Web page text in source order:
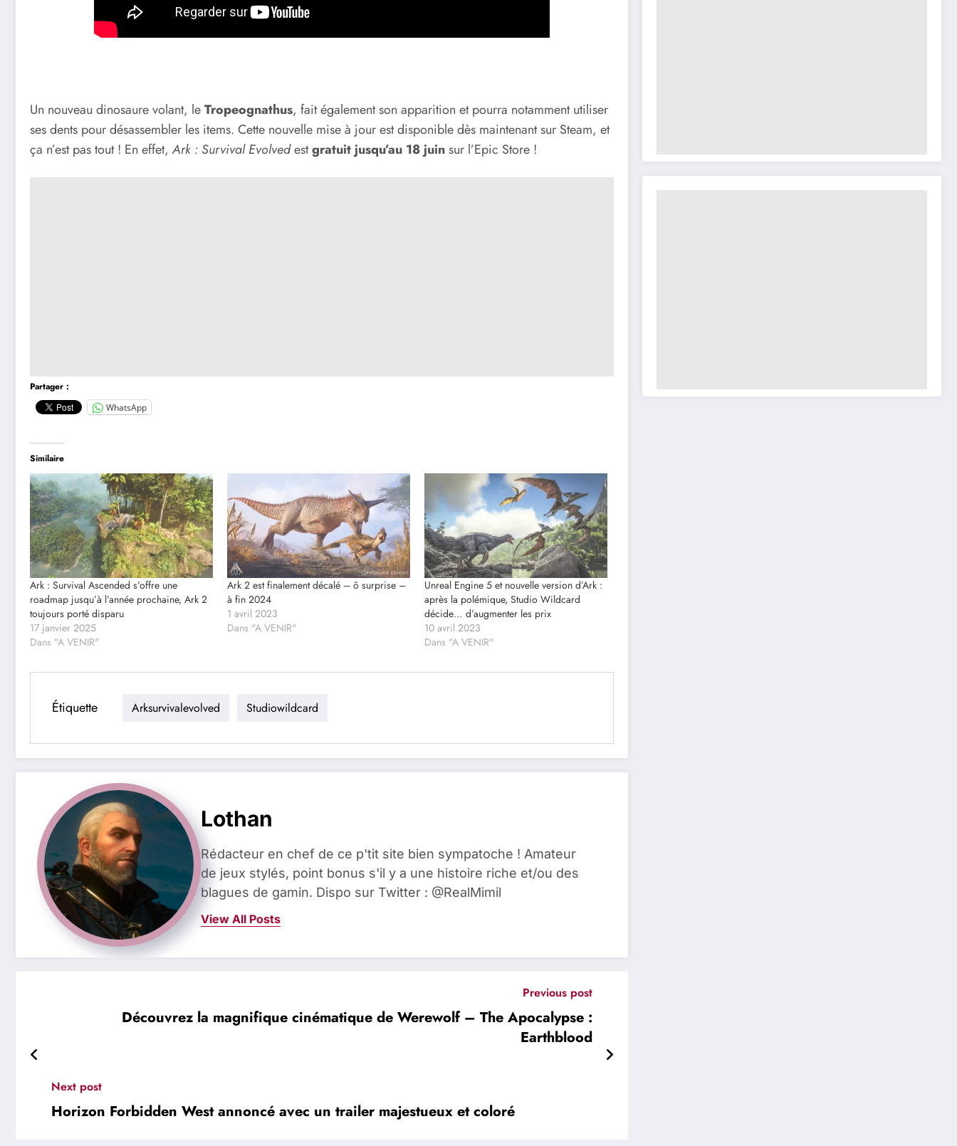
Un nouveau dinosaure volant, leTropeognathus, fait également son apparition et pourra notamment utiliser
ses dents pour désassembler les items. Cette nouvelle mise à jour est disponible dès maintenant sur Steam, et
ça n’est pas tout ! En effet,Ark : Survival Evolvedestgratuit jusqu’au 18 juinsur l’Epic Store !
Partager :
WhatsApp
Similaire
Ark : Survival Ascended s’offre une
roadmap jusqu’à l’année prochaine, Ark 2
toujours porté disparu
17 janvier 2025
Dans "A VENIR"
Ark 2 est finalement décalé – ô surprise –
à fin 2024
1 avril 2023
Dans "A VENIR"
Unreal Engine 5 et nouvelle version d’Ark :
après la polémique, Studio Wildcard
décide… d’augmenter les prix
10 avril 2023
Dans "A VENIR"
Étiquette Arksurvivalevolved Studiowildcard
Lothan
Rédacteur en chef de ce p'tit site bien sympatoche ! Amateur
de jeux stylés, point bonus s'il y a une histoire riche et/ou des
blagues de gamin. Dispo sur Twitter : @RealMimil
View All Posts
Previous post
Découvrez la magnifique cinématique de Werewolf – The Apocalypse :
Earthblood
Next post
Horizon Forbidden West annoncé avec un trailer majestueux et coloré